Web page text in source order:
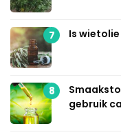
7 Is
8
gebruik